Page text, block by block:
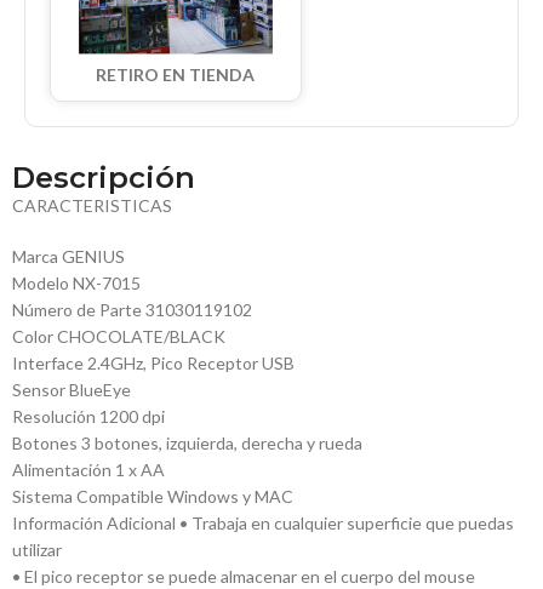
RETIRO EN TIENDA
Descripción
CARACTERISTICAS
Marca GENIUS
Modelo NX-7015
Número de Parte 31030119102
Color CHOCOLATE/BLACK
Interface 2.4GHz, Pico Receptor USB
Sensor BlueEye
Resolución 1200 dpi
Botones 3 botones, izquierda, derecha y rueda
Alimentación 1 x AA
Sistema Compatible Windows y MAC
Información Adicional • Trabaja en cualquier superficie que puedas
utilizar
• El pico receptor se puede almacenar en el cuerpo del mouse